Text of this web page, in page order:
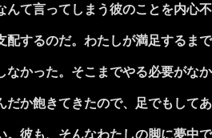
て言ってしまう彼のことを内心不
するのだ。わたしが満足するまで
かった。そこまでやる必要がなか
か飽きてきたので、足でもしてあ
彼も、そんなわたしの脚に夢中